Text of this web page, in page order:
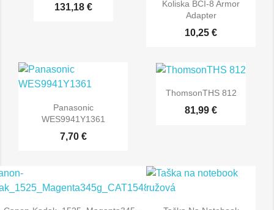
131,18 €
Koliska BCI-8 Armor
Adapter
10,25 €
Panasonic
WES9941Y1361
7,70 €
ThomsonTHS 812
81,99 €